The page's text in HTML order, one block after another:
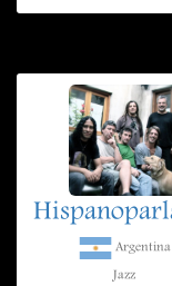
Argentina
Jazz